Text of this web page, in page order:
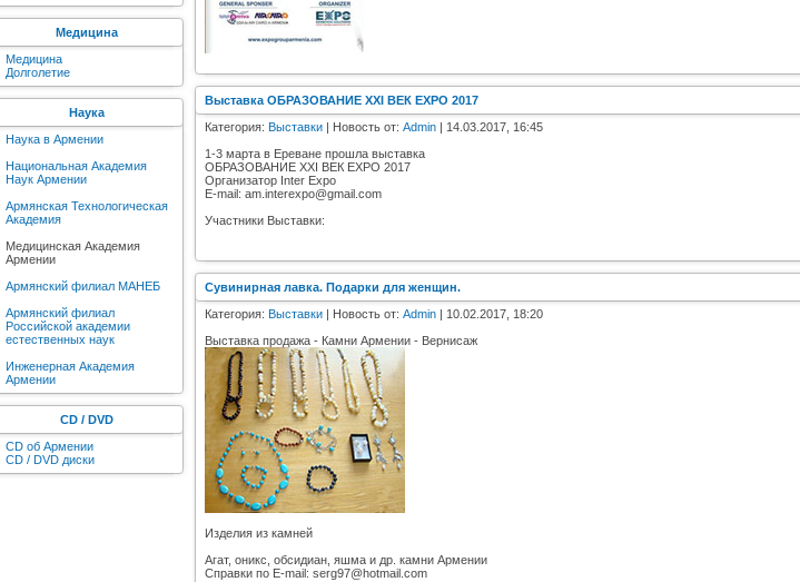
Медицина
Медицина
Долголетие
Наука
Наука в Армении
Национальная Академия
Наук Армении
Армянская Технологическая
Академия
Медицинская Академия
Армении
Армянский филиал МАНЕБ
Армянский филиал
Российской академии
естественных наук
Инженерная Академия
Армении
CD / DVD
CD об Армении
CD / DVD диски
Выставка ОБРАЗОВАНИЕ XXI ВЕК EXPO 2017
Категория: Выставки | Новость от: Admin | 14.03.2017, 16:45
1-3 марта в Ереване прошла выставка
ОБРАЗОВАНИЕ XXI ВЕК EXPO 2017
Организатор Inter Expo
E-mail: am.interexpo@gmail.com
Участники Выставки:
Сувинирная лавка. Подарки для женщин.
Категория: Выставки | Новость от: Admin | 10.02.2017, 18:20
Выставка продажа - Камни Армении - Вернисаж
Изделия из камней
Агат, оникс, обсидиан, яшма и др. камни Армении
Справки по E-mail: serg97@hotmail.com